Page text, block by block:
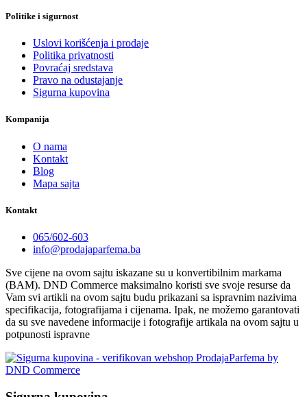
Politike i sigurnost
Uslovi korišćenja i prodaje
Politika privatnosti
Povraćaj sredstava
Pravo na odustajanje
Sigurna kupovina
Kompanija
O nama
Kontakt
Blog
Mapa sajta
Kontakt
065/602-603
info@prodajaparfema.ba
Sve cijene na ovom sajtu iskazane su u konvertibilnim markama
(BAM). DND Commerce maksimalno koristi sve svoje resurse da
Vam svi artikli na ovom sajtu budu prikazani sa ispravnim nazivima
specifikacija, fotografijama i cijenama. Ipak, ne možemo garantovati
da su sve navedene informacije i fotografije artikala na ovom sajtu u
potpunosti ispravne